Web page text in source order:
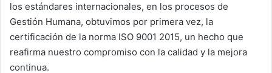
los estándares internacionales, en los procesos de
Gestión Humana, obtuvimos por primera vez, la
certificación de la norma ISO 9001 2015, un hecho que
reafirma nuestro compromiso con la calidad y la mejora
continua.